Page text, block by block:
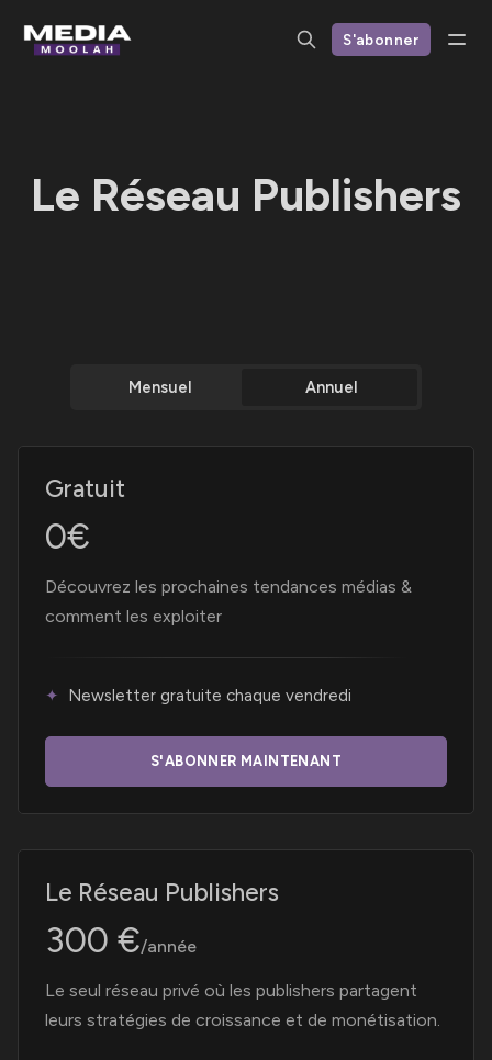
S'abonner
Le Réseau Publishers
Mensuel Annuel
Gratuit
Découvrez les prochaines tendances médias &
comment les exploiter
Newsletter gratuite chaque vendredi
S'ABONNER MAINTENANT
Le Réseau Publishers
300 €/année
Le seul réseau privé où les publishers partagent
leurs stratégies de croissance et de monétisation.